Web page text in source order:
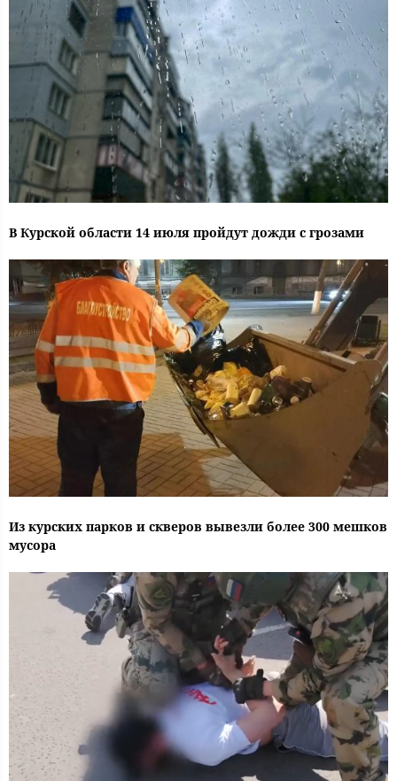
В Курской области 14 июля пройдут дожди с грозами
Из курских парков и скверов вывезли более 300 мешков
мусора